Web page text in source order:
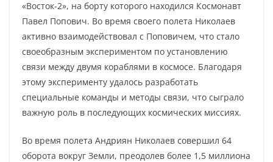
«Восток-2», на борту которого находился Космонавт
Павел Попович. Во время своего полета Николаев
активно взаимодействовал с Поповичем, что стало
своеобразным экспериментом по установлению
связи между двумя кораблями в космосе. Благодаря
этому эксперименту удалось разработать
специальные команды и методы связи, что сыграло
важную роль в последующих космических миссиях.
Во время полета Андриян Николаев совершил 64
оборота вокруг Земли, преодолев более 1,5 миллиона